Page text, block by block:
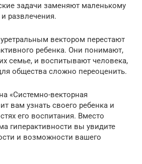
задачи заменяют маленькому
развлечения.
вектором перестают
ребенка. Они понимают,
семье, и воспитывают человека,
общества сложно переоценить.
«Системно-векторная
вам узнать своего ребенка и
его воспитания. Вместо
гиперактивности вы увидите
и возможности вашего